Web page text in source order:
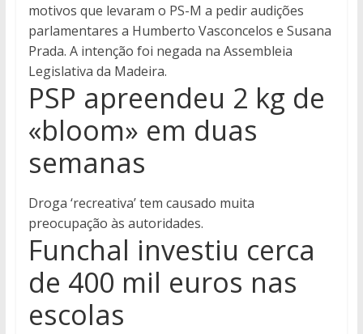
motivos que levaram o PS-M a pedir audições
parlamentares a Humberto Vasconcelos e Susana
Prada. A intenção foi negada na Assembleia
Legislativa da Madeira.
PSP apreendeu 2 kg de
«bloom» em duas
semanas
Droga ‘recreativa’ tem causado muita
preocupação às autoridades.
Funchal investiu cerca
de 400 mil euros nas
escolas